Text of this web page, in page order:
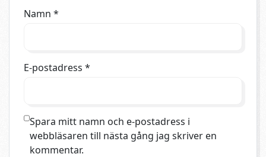
Namn *
E-postadress *
Spara mitt namn och e-postadress i
webbläsaren till nästa gång jag skriver en
kommentar.